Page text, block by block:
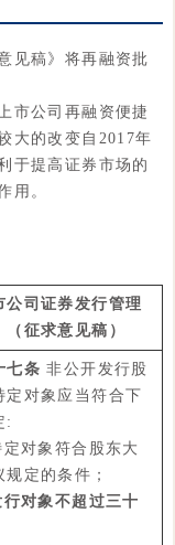
见稿》将再融资批
市公司再融资便捷
大的改变自2017年
于提高证券市场的
用。
公司证券发行管理
（征求意见稿）
七条 非公开发行股
定对象应当符合下
:
对象符合股东大
规定的条件；
行对象不超过三十